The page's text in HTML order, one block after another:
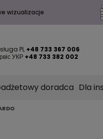
wizualizacje
PL +48 733 367 006
УКР +48 733 382 002
doradca Dla